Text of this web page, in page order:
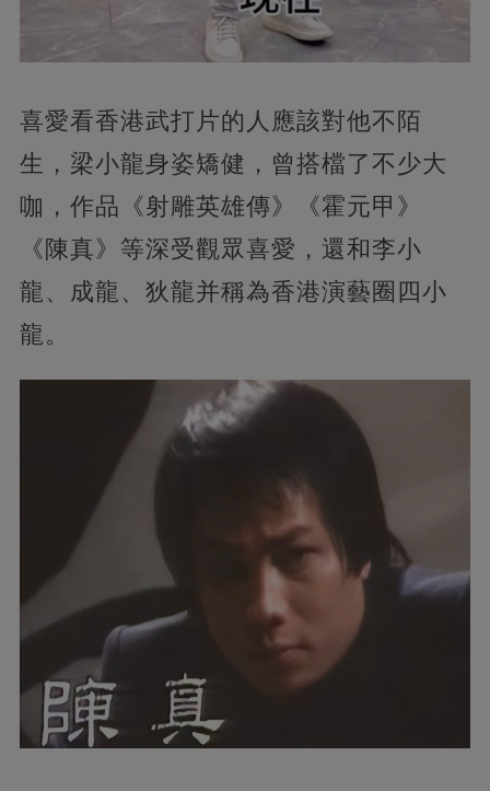
喜愛看香港武打片的人應該對他不陌
生，梁小龍身姿矯健，曾搭檔了不少大
咖，作品《射雕英雄傳》《霍元甲》
《陳真》等深受觀眾喜愛，還和李小
龍、成龍、狄龍并稱為香港演藝圈四小
龍。